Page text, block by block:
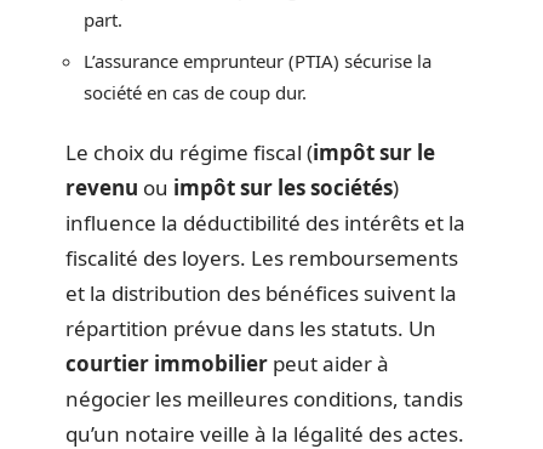
part.
L’assurance emprunteur (PTIA) sécurise la
société en cas de coup dur.
Le choix du régime fiscal (impôt sur le
revenu ou impôt sur les sociétés)
influence la déductibilité des intérêts et la
fiscalité des loyers. Les remboursements
et la distribution des bénéfices suivent la
répartition prévue dans les statuts. Un
courtier immobilier peut aider à
négocier les meilleures conditions, tandis
qu’un notaire veille à la légalité des actes.